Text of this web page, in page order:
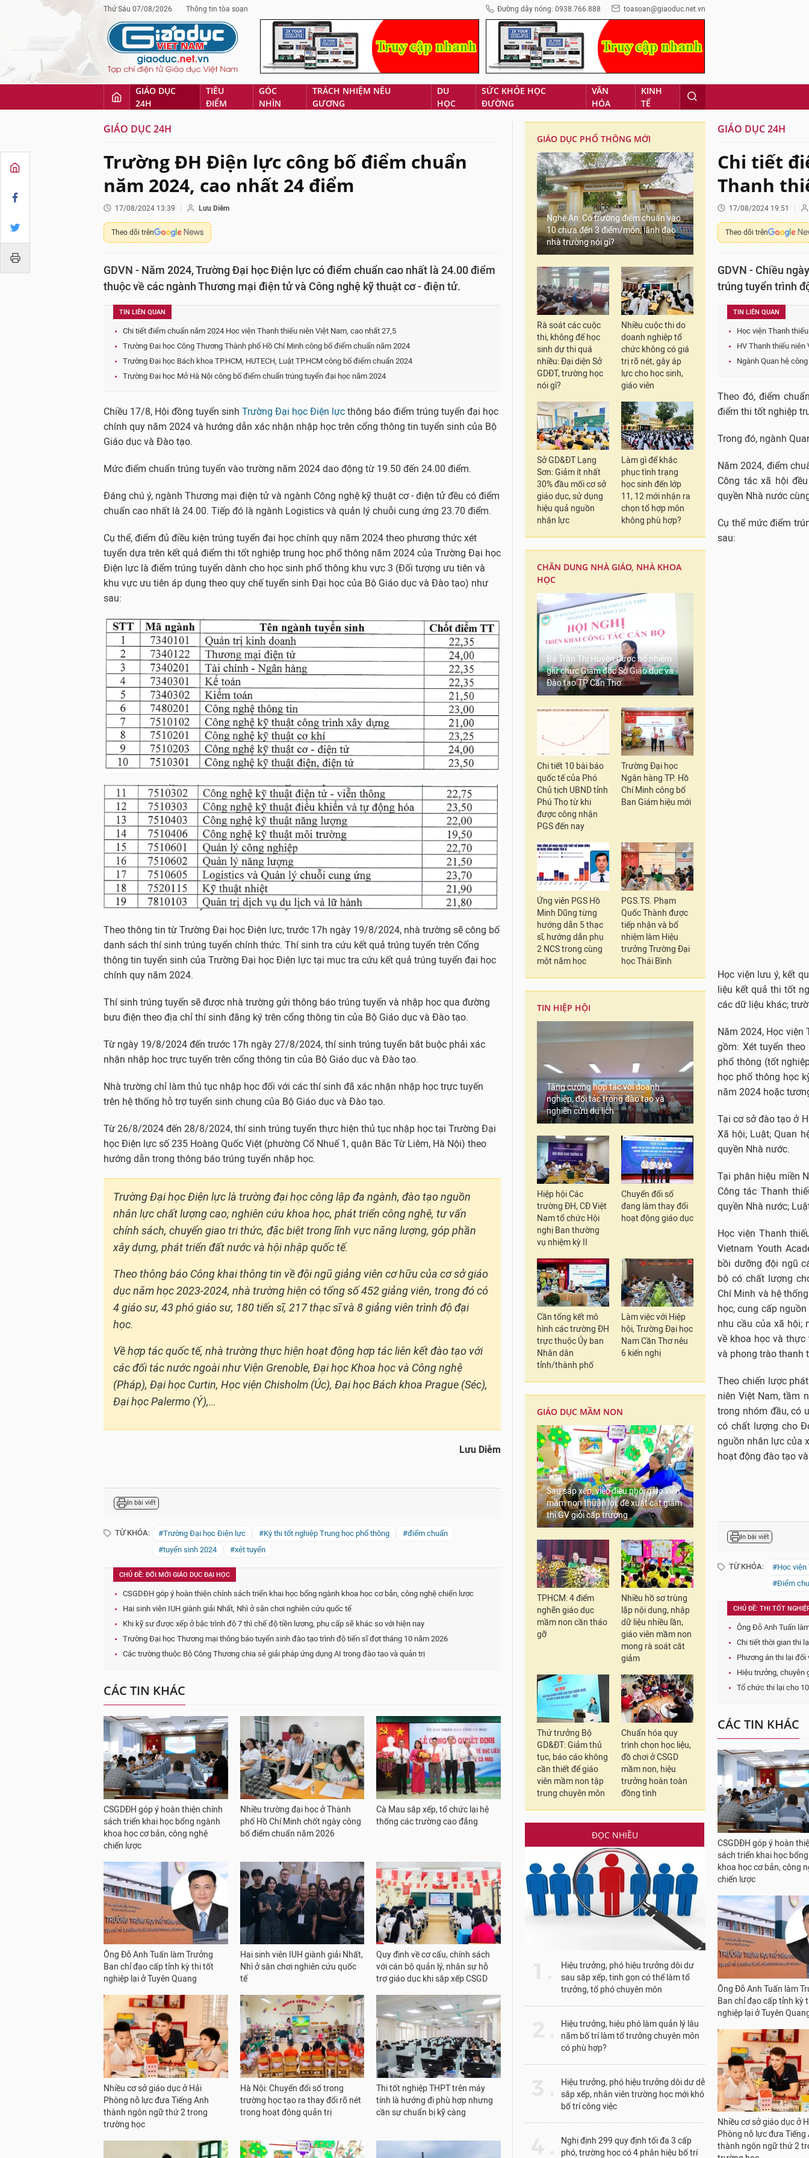
Thứ Sáu 07/08/2026 Thông tin tòa soạn Đường dây nóng: 0938.766.888 toasoan@giaoduc.net.vn
GIÁO DỤC
24H
TIÊU
ĐIỂM
GÓC
NHÌN
TRÁCH NHIỆM NÊU
GƯƠNG
DU
HỌC
SỨC KHỎE HỌC
ĐƯỜNG
VĂN
HÓA
KINH
TẾ
GIÁO DỤC 24H
Trường ĐH Điện lực công bố điểm chuẩn
năm 2024, cao nhất 24 điểm
17/08/2024 13:39 Lưu Diễm
Theo dõi trên
GDVN - Năm 2024, Trường Đại học Điện lực có điểm chuẩn cao nhất là 24.00 điểm
thuộc về các ngành Thương mại điện tử và Công nghệ kỹ thuật cơ - điện tử.
TIN LIÊN QUAN
Chi tiết điểm chuẩn năm 2024 Học viện Thanh thiếu niên Việt Nam, cao nhất 27,5
Trường Đại học Công Thương Thành phố Hồ Chí Minh công bố điểm chuẩn năm 2024
Trường Đại học Bách khoa TP.HCM, HUTECH, Luật TP.HCM công bố điểm chuẩn 2024
Trường Đại học Mở Hà Nội công bố điểm chuẩn trúng tuyển đại học năm 2024
Chiều 17/8, Hội đồng tuyển sinh Trường Đại học Điện lực thông báo điểm trúng tuyển đại học
chính quy năm 2024 và hướng dẫn xác nhận nhập học trên cổng thông tin tuyển sinh của Bộ
Giáo dục và Đào tạo.
Mức điểm chuẩn trúng tuyển vào trường năm 2024 dao động từ 19.50 đến 24.00 điểm.
Đáng chú ý, ngành Thương mại điện tử và ngành Công nghệ kỹ thuật cơ - điện tử đều có điểm
chuẩn cao nhất là 24.00. Tiếp đó là ngành Logistics và quản lý chuỗi cung ứng 23.70 điểm.
Cụ thể, điểm đủ điều kiện trúng tuyển đại học chính quy năm 2024 theo phương thức xét
tuyển dựa trên kết quả điểm thi tốt nghiệp trung học phổ thông năm 2024 của Trường Đại học
Điện lực là điểm trúng tuyển dành cho học sinh phổ thông khu vực 3 (Đối tượng ưu tiên và
khu vực ưu tiên áp dụng theo quy chế tuyển sinh Đại học của Bộ Giáo dục và Đào tạo) như
sau:
Theo thông tin từ Trường Đại học Điện lực, trước 17h ngày 19/8/2024, nhà trường sẽ công bố
danh sách thí sinh trúng tuyển chính thức. Thí sinh tra cứu kết quả trúng tuyển trên Cổng
thông tin tuyển sinh của Trường Đại học Điện lực tại mục tra cứu kết quả trúng tuyển đại học
chính quy năm 2024.
Thí sinh trúng tuyển sẽ được nhà trường gửi thông báo trúng tuyển và nhập học qua đường
bưu điện theo địa chỉ thí sinh đăng ký trên cổng thông tin của Bộ Giáo dục và Đào tạo.
Từ ngày 19/8/2024 đến trước 17h ngày 27/8/2024, thí sinh trúng tuyển bắt buộc phải xác
nhận nhập học trực tuyến trên cổng thông tin của Bộ Giáo dục và Đào tạo.
Nhà trường chỉ làm thủ tục nhập học đối với các thí sinh đã xác nhận nhập học trực tuyến
trên hệ thống hỗ trợ tuyển sinh chung của Bộ Giáo dục và Đào tạo.
Từ 26/8/2024 đến 28/8/2024, thí sinh trúng tuyển thực hiện thủ tục nhập học tại Trường Đại
học Điện lực số 235 Hoàng Quốc Việt (phường Cổ Nhuế 1, quận Bắc Từ Liêm, Hà Nội) theo
hướng dẫn trong thông báo trúng tuyển nhập học.
Trường Đại học Điện lực là trường đại học công lập đa ngành, đào tạo nguồn
nhân lực chất lượng cao; nghiên cứu khoa học, phát triển công nghệ, tư vấn
chính sách, chuyển giao tri thức, đặc biệt trong lĩnh vực năng lượng, góp phần
xây dựng, phát triển đất nước và hội nhập quốc tế.
Theo thông báo Công khai thông tin về đội ngũ giảng viên cơ hữu của cơ sở giáo
dục năm học 2023-2024, nhà trường hiện có tổng số 452 giảng viên, trong đó có
4 giáo sư, 43 phó giáo sư, 180 tiến sĩ, 217 thạc sĩ và 8 giảng viên trình độ đại
học.
Về hợp tác quốc tế, nhà trường thực hiện hoạt động hợp tác liên kết đào tạo với
các đối tác nước ngoài như Viện Grenoble, Đại học Khoa học và Công nghệ
(Pháp), Đại học Curtin, Học viện Chisholm (Úc), Đại học Bách khoa Prague (Séc),
Đại học Palermo (Ý),…
Lưu Diễm
In bài viết
TỪ KHÓA: #Trường Đại học Điện lực #Kỳ thi tốt nghiệp Trung học phổ thông
#điểm chuẩn
#tuyển sinh 2024
#xét tuyển
CHỦ ĐỀ: ĐỔI MỚI GIÁO DỤC ĐẠI HỌC
CSGDĐH góp ý hoàn thiện chính sách triển khai học bổng ngành khoa học cơ bản, công nghệ chiến lược
Hai sinh viên IUH giành giải Nhất, Nhì ở sân chơi nghiên cứu quốc tế
Khi kỹ sư được xếp ở bậc trình độ 7 thì chế độ tiền lương, phụ cấp sẽ khác so với hiện nay
Trường Đại học Thương mại thông báo tuyển sinh đào tạo trình độ tiến sĩ đợt tháng 10 năm 2026
Các trường thuộc Bộ Công Thương chia sẻ giải pháp ứng dụng AI trong đào tạo và quản trị
CÁC TIN KHÁC
CSGDĐH góp ý hoàn thiện chính
sách triển khai học bổng ngành
khoa học cơ bản, công nghệ
chiến lược
Nhiều trường đại học ở Thành
phố Hồ Chí Minh chốt ngày công
bố điểm chuẩn năm 2026
Cà Mau sắp xếp, tổ chức lại hệ
thống các trường cao đẳng
Ông Đỗ Anh Tuấn làm Trưởng
Ban chỉ đạo cấp tỉnh kỳ thi tốt
nghiệp lại ở Tuyên Quang
Hai sinh viên IUH giành giải Nhất,
Nhì ở sân chơi nghiên cứu quốc
tế
Quy định về cơ cấu, chính sách
với cán bộ quản lý, nhân sự hỗ
trợ giáo dục khi sắp xếp CSGD
Nhiều cơ sở giáo dục ở Hải
Phòng nỗ lực đưa Tiếng Anh
thành ngôn ngữ thứ 2 trong
trường học
Hà Nội: Chuyển đổi số trong
trường học tạo ra thay đổi rõ nét
trong hoạt động quản trị
Thi tốt nghiệp THPT trên máy
tính là hướng đi phù hợp nhưng
cần sự chuẩn bị kỹ càng
GIÁO DỤC PHỔ THÔNG MỚI
Nghệ An: Có trường điểm chuẩn vào
10 chưa đến 3 điểm/môn, lãnh đạo
nhà trường nói gì?
Rà soát các cuộc
thi, không để học
sinh dự thi quá
nhiều: Đại diện Sở
GDĐT, trường học
nói gì?
Nhiều cuộc thi do
doanh nghiệp tổ
chức không có giá
trị rõ nét, gây áp
lực cho học sinh,
giáo viên
Sở GD&ĐT Lạng
Sơn: Giảm ít nhất
30% đầu mối cơ sở
giáo dục, sử dụng
hiệu quả nguồn
nhân lực
Làm gì để khắc
phục tình trạng
học sinh đến lớp
11, 12 mới nhận ra
chọn tổ hợp môn
không phù hợp?
CHÂN DUNG NHÀ GIÁO, NHÀ KHOA
HỌC
Bà Trần Thị Huyền được bổ nhiệm
giữ chức Giám đốc Sở Giáo dục và
Đào tạo TP Cần Thơ
Chi tiết 10 bài báo
quốc tế của Phó
Chủ tịch UBND tỉnh
Phú Thọ từ khi
được công nhận
PGS đến nay
Trường Đại học
Ngân hàng TP. Hồ
Chí Minh công bố
Ban Giám hiệu mới
Ứng viên PGS Hồ
Minh Dũng từng
hướng dẫn 5 thạc
sĩ, hướng dẫn phụ
2 NCS trong cùng
một năm học
PGS.TS. Phạm
Quốc Thành được
tiếp nhận và bổ
nhiệm làm Hiệu
trưởng Trường Đại
học Thái Bình
TIN HIỆP HỘI
Tăng cường hợp tác với doanh
nghiệp, đối tác trong đào tạo và
nghiên cứu du lịch
Hiệp hội Các
trường ĐH, CĐ Việt
Nam tổ chức Hội
nghị Ban thường
vụ nhiệm kỳ II
Chuyển đổi số
đang làm thay đổi
hoạt động giáo dục
Cần tổng kết mô
hình các trường ĐH
trực thuộc Ủy ban
Nhân dân
tỉnh/thành phố
Làm việc với Hiệp
hội, Trường Đại học
Nam Cần Thơ nêu
6 kiến nghị
GIÁO DỤC MẦM NON
Sau sắp xếp, việc điều phối giáo viên
mầm non thuận lợi, đề xuất cắt giảm
thi GV giỏi cấp trường
TPHCM: 4 điểm
nghẽn giáo dục
mầm non cần tháo
gỡ
Nhiều hồ sơ trùng
lặp nội dung, nhập
dữ liệu nhiều lần,
giáo viên mầm non
mong rà soát cắt
giảm
Thứ trưởng Bộ
GD&ĐT: Giảm thủ
tục, báo cáo không
cần thiết để giáo
viên mầm non tập
trung chuyên môn
Chuẩn hóa quy
trình chọn học liệu,
đồ chơi ở CSGD
mầm non, hiệu
trưởng hoàn toàn
đồng tình
ĐỌC NHIỀU
Hiệu trưởng, phó hiệu trưởng dôi dư
sau sắp xếp, tinh gọn có thể làm tổ
trưởng, tổ phó chuyên môn
Hiệu trưởng, hiệu phó làm quản lý lâu
năm bố trí làm tổ trưởng chuyên môn
có phù hợp?
Hiệu trưởng, phó hiệu trưởng dôi dư dễ
sắp xếp, nhân viên trường học mới khó
bố trí công việc
Nghị định 299 quy định tối đa 3 cấp
phó, trường học có 4 phân hiệu bố trí
GIÁO DỤC 24H
Chi tiết
Thanh
17/08/2024 19:51
Theo dõi trên
GDVN - Chiều
trúng tuyển trình
TIN LIÊN QUAN
Học viện Thanh
HV Thanh thiếu
Ngành Quan hệ
Theo đó, điểm
điểm thi tốt nghiệp
Trong đó, ngành
Năm 2024, điểm
Công tác xã hội
quyền Nhà nước
Cụ thể mức điểm
sau:
Học viện lưu ý, kết
liệu kết quả thi tốt
các dữ liệu khác;
Năm 2024, Học viện
gồm: Xét tuyển
phổ thông (tốt
học phổ thông học
năm 2024 hoặc
Tại cơ sở đào tạo ở
Xã hội; Luật; Quan
quyền Nhà nước.
Tại phân hiệu miền
Công tác Thanh
quyền Nhà nước;
Học viện Thanh
Vietnam Youth
bồi dưỡng đội ngũ
bộ có chất lượng
Chí Minh và hệ
học, cung cấp
nhu cầu của xã hội;
về khoa học và
và phong trào thanh
Theo chiến lược
niên Việt Nam, tầm
trong nhóm đầu, có
có chất lượng cho
nguồn nhân lực của
hoạt động đào tạo
In bài viết
TỪ KHÓA:
#Học viện
#Điểm
CHỦ ĐỀ: THI TỐT
Ông Đỗ Anh Tuấn
Chi tiết thời gian thi
Phương án thi lại đối
Hiệu trưởng, chuyên
Tổ chức thi lại cho
CÁC TIN KHÁC
CSGDĐH góp ý hoàn
sách triển khai học
khoa học cơ bản, công
chiến lược
Ông Đỗ Anh Tuấn làm
Ban chỉ đạo cấp tỉnh kỳ
nghiệp lại ở Tuyên
Nhiều cơ sở giáo dục ở
Phòng nỗ lực đưa Tiếng
thành ngôn ngữ thứ 2